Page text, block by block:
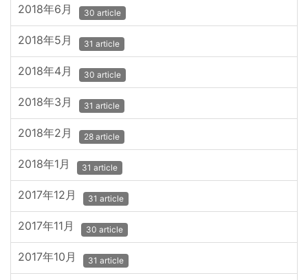
2018年6月 30 article
2018年5月 31 article
2018年4月 30 article
2018年3月 31 article
2018年2月 28 article
2018年1月 31 article
2017年12月 31 article
2017年11月 30 article
2017年10月 31 article